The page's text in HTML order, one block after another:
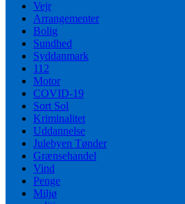
Vejr
Arrangementer
Bolig
Sundhed
Syddanmark
112
Motor
COVID-19
Sort Sol
Kriminalitet
Uddannelse
Julebyen Tønder
Grænsehandel
Vind
Penge
Miljø